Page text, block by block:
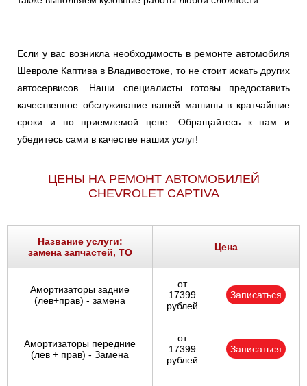
Если у вас возникла необходимость в ремонте автомобиля
Шевроле Каптива в Владивостоке, то не стоит искать других
автосервисов. Наши специалисты готовы предоставить
качественное обслуживание вашей машины в кратчайшие
сроки и по приемлемой цене. Обращайтесь к нам и
убедитесь сами в качестве наших услуг!
ЦЕНЫ НА РЕМОНТ АВТОМОБИЛЕЙ
CHEVROLET CAPTIVA
Название услуги:
замена запчастей, ТО
Цена
Амортизаторы задние
(лев+прав) - замена
от
17399
рублей
Записаться
Амортизаторы передние
(лев + прав) - Замена
от
17399
рублей
Записаться